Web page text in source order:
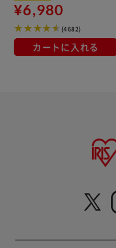
¥6,980
(4682)
カートに入れる